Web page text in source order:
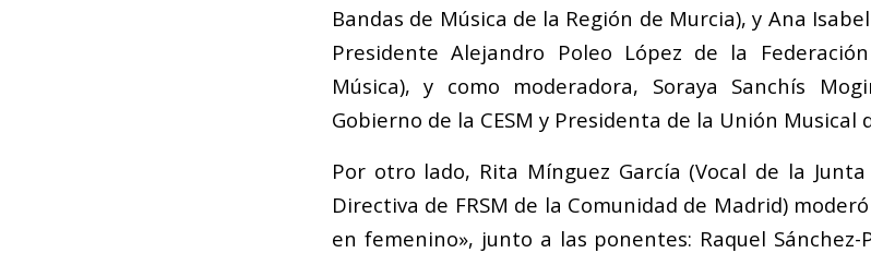
Bandas de Música de la Región de Murcia), y Ana
Presidente Alejandro Poleo López de la
Música), y como moderadora, Soraya Sanchís
Gobierno de la CESM y Presidenta de la Unión Musical
Por otro lado, Rita Mínguez García (Vocal de la
Directiva de FRSM de la Comunidad de Madrid)
en femenino», junto a las ponentes: Raquel